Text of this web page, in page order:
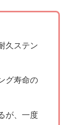
久ステン
グ寿命の
が、一度